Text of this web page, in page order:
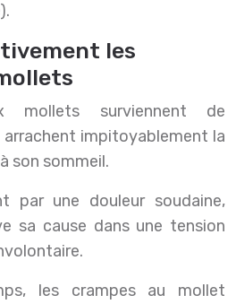
les
mollets surviennent de
impitoyablement la
son sommeil.
par une douleur soudaine,
sa cause dans une tension
les crampes au mollet